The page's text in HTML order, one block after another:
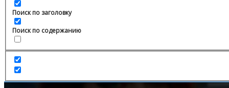
Поиск по заголовку
Поиск по содержанию